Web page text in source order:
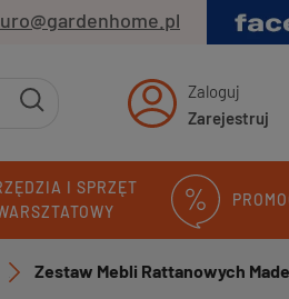
Zaloguj
Zarejestruj
I SPRZĘT
Zestaw Mebli Rattanowych